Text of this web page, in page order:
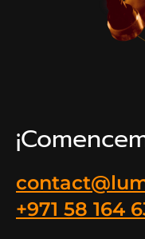
+971 58 164